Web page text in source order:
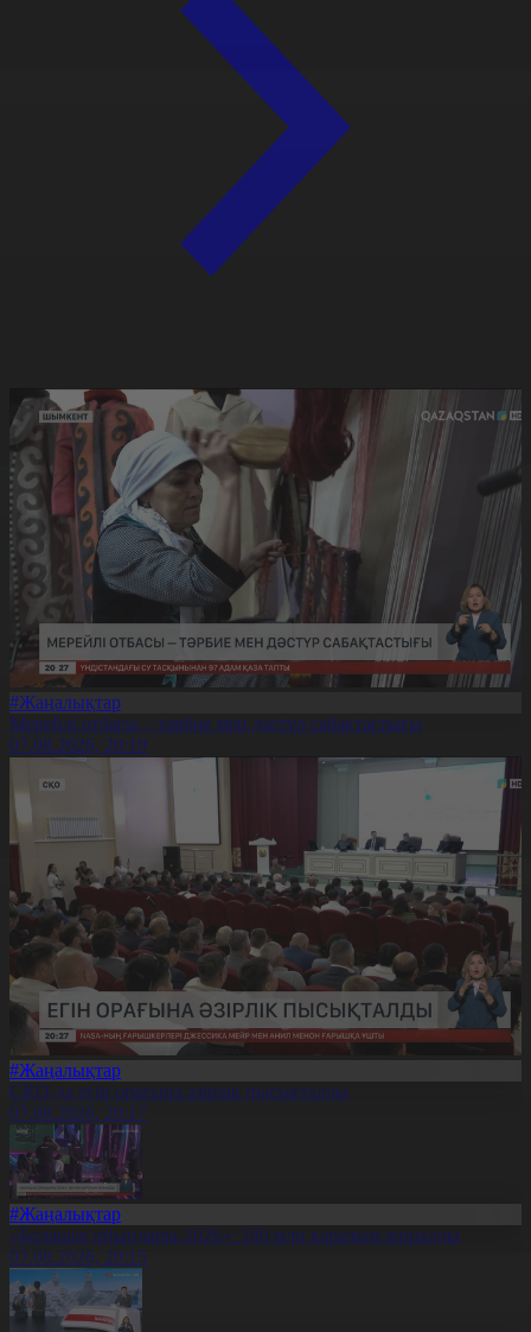
#Жаңалықтар
Мерейлі отбасы – тәрбие мен дәстүр сабақтастығы
07.08.2026, 20:19
#Жаңалықтар
СҚО-да егін орағына әзірлік пысықталды
07.08.2026, 20:17
#Жаңалықтар
«Болашақ ойындары-2026»: 180 млн қаралым жиналды
07.08.2026, 20:15